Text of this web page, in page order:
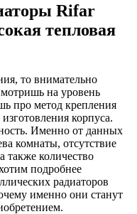
Rifar
тепловая
то внимательно
на уровень
про метод крепления
корпуса.
Именно от данных
комнаты, отсутствие
также количество
подробнее
радиаторов
именно они станут